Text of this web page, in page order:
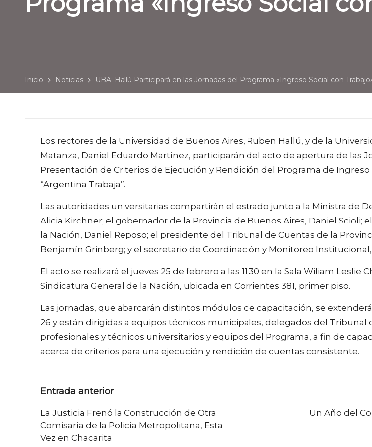
Inicio Noticias UBA: Hallú Participará en las Jornadas del Programa «Ingreso Social con
Los rectores de la Universidad de Buenos Aires, Ruben Hallú, y de la
Matanza, Daniel Eduardo Martínez, participarán del acto de apertura de las
Presentación de Criterios de Ejecución y Rendición del Programa de Ingreso
“Argentina Trabaja”.
Las autoridades universitarias compartirán el estrado junto a la Ministra de
Alicia Kirchner; el gobernador de la Provincia de Buenos Aires, Daniel Scioli;
la Nación, Daniel Reposo; el presidente del Tribunal de Cuentas de la
Benjamín Grinberg; y el secretario de Coordinación y Monitoreo
El acto se realizará el jueves 25 de febrero a las 11.30 en la Sala Wiliam Leslie
Sindicatura General de la Nación, ubicada en Corrientes 381, primer piso.
Las jornadas, que abarcarán distintos módulos de capacitación, se
26 y están dirigidas a equipos técnicos municipales, delegados del Tribunal
profesionales y técnicos universitarios y equipos del Programa, a fin de
acerca de criterios para una ejecución y rendición de cuentas consistente.
Navegación
de
entradas
Entrada anterior
La Justicia Frenó la Construcción de Otra
Comisaría de la Policía Metropolitana, Esta
Vez en Chacarita
Un Año del